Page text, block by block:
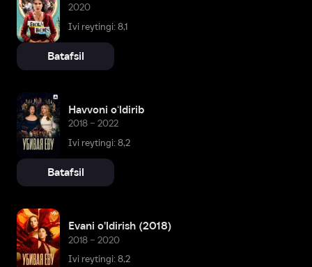
2020
Ivi reytingi: 8,1
Batafsil
Havvoni oʻldirib
2018 – 2022
Ivi reytingi: 8,2
Batafsil
Evani o'ldirish (2018)
2018 – 2020
Ivi reytingi: 8,2